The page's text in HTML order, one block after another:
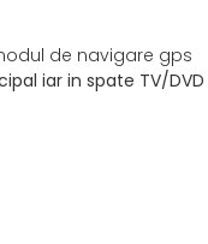
de navigare gps
iar in spate TV/